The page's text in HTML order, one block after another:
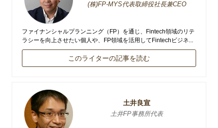
(株)FP-MYS代表取締役社長兼CEO
ファイナンシャルプランニング（FP）を通じ、Fintech領域のリテ
ラシーを向上させたい個人や、FP領域を活用してFintechビジネ...
このライターの記事を読む
土井良宣
土井FP事務所代表